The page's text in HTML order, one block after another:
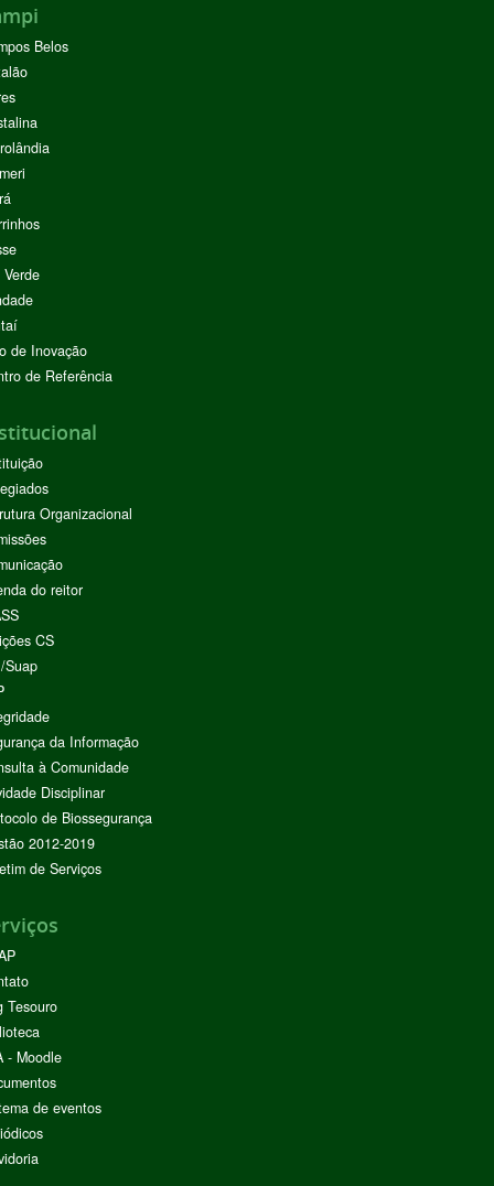
Belos
de Inovação
de Referência
Organizacional
do reitor
CS
Suap
da Informação
à Comunidade
Disciplinar
de Biossegurança
2012-2019
de Serviços
Tesouro
- Moodle
de eventos